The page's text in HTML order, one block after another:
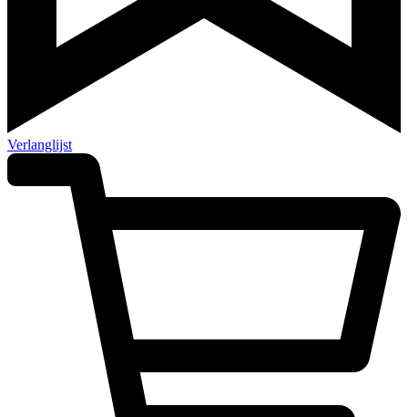
Verlanglijst